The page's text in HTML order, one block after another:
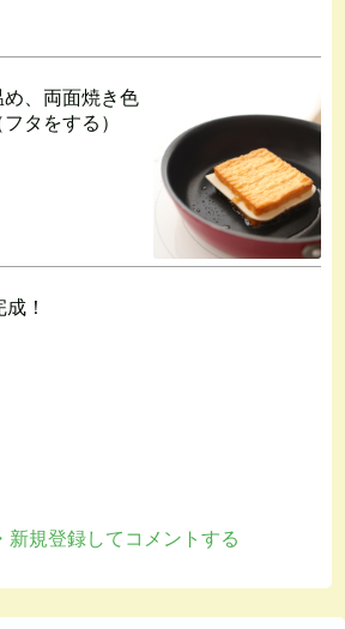
、両面焼き色
タをする）
！
新規登録してコメントする